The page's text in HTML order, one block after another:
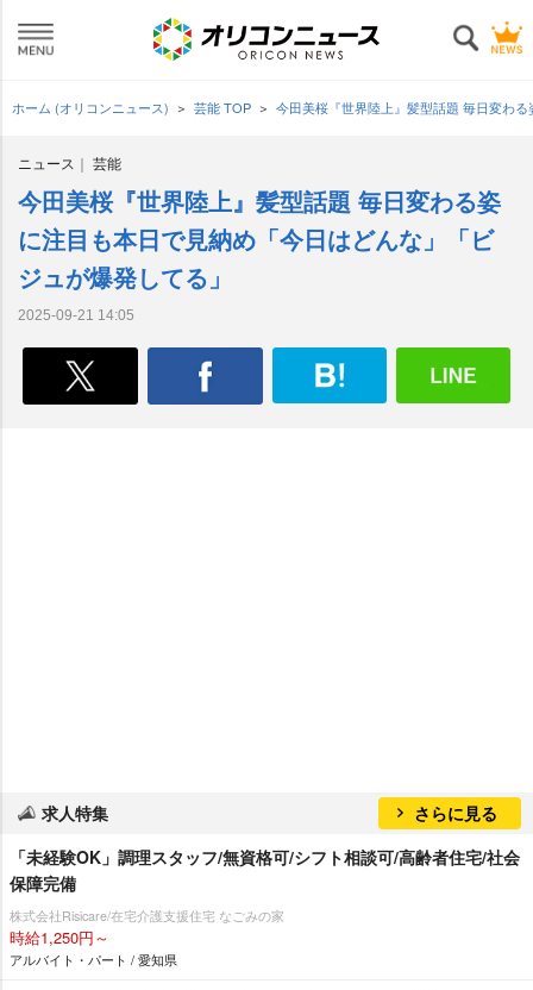
ホーム (オリコンニュース) 芸能 TOP 今田美桜『世界陸上』髪型話題 毎日変わ
ニュース 芸能
今田美桜『世界陸上』髪型話題 毎日変わる姿
に注目も本日で見納め「今日はどんな」「ビ
ジュが爆発してる」
2025-09-21 14:05
求人特集
さらに見る
「未経験OK」調理スタッフ/無資格可/シフト相談可/高齢者住宅/社会
保障完備
株式会社Risicare/在宅介護支援住宅 なごみの家
時給1,250円～
アルバイト・パート / 愛知県